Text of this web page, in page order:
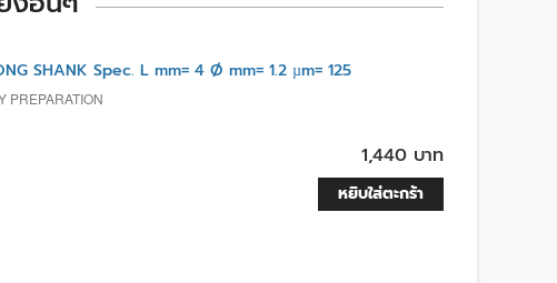
SHANK Spec. L mm= 4 Ø mm= 1.2 µm= 125
PREPARATION
1,440 บาท
หยิบใส่ตะกร้า